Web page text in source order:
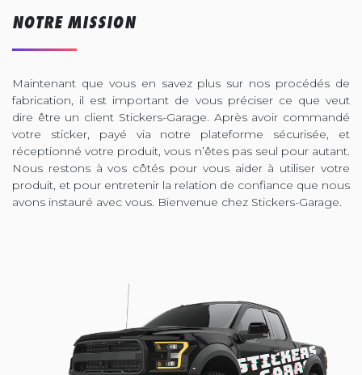
NOTRE MISSION
Maintenant que vous en savez plus sur nos procédés de
fabrication, il est important de vous préciser ce que veut
dire être un client Stickers-Garage. Après avoir commandé
votre sticker, payé via notre plateforme sécurisée, et
réceptionné votre produit, vous n’êtes pas seul pour autant.
Nous restons à vos côtés pour vous aider à utiliser votre
produit, et pour entretenir la relation de confiance que nous
avons instauré avec vous. Bienvenue chez Stickers-Garage.